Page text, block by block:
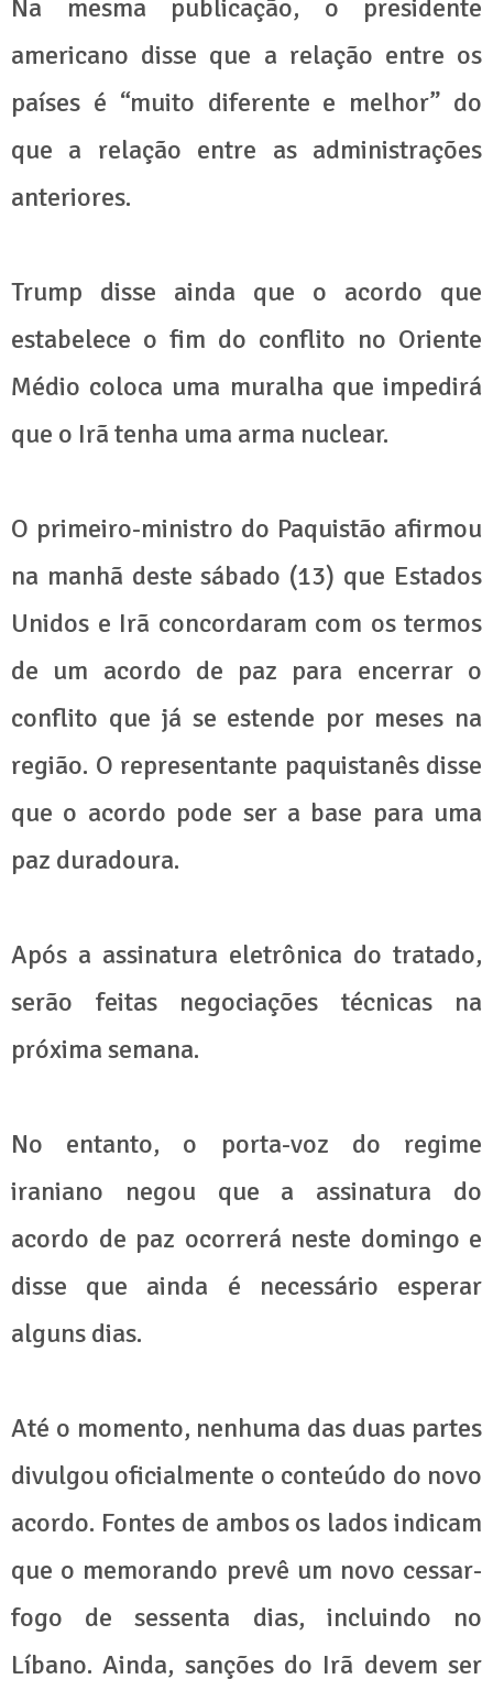
Na mesma publicação, o presidente
americano disse que a relação entre os
países é “muito diferente e melhor” do
que a relação entre as administrações
anteriores.
Trump disse ainda que o acordo que
estabelece o fim do conflito no Oriente
Médio coloca uma muralha que impedirá
que o Irã tenha uma arma nuclear.
O primeiro-ministro do Paquistão afirmou
na manhã deste sábado (13) que Estados
Unidos e Irã concordaram com os termos
de um acordo de paz para encerrar o
conflito que já se estende por meses na
região. O representante paquistanês disse
que o acordo pode ser a base para uma
paz duradoura.
Após a assinatura eletrônica do tratado,
serão feitas negociações técnicas na
próxima semana.
No entanto, o porta-voz do regime
iraniano negou que a assinatura do
acordo de paz ocorrerá neste domingo e
disse que ainda é necessário esperar
alguns dias.
Até o momento, nenhuma das duas partes
divulgou oficialmente o conteúdo do novo
acordo. Fontes de ambos os lados indicam
que o memorando prevê um novo cessar-
fogo de sessenta dias, incluindo no
Líbano. Ainda, sanções do Irã devem ser